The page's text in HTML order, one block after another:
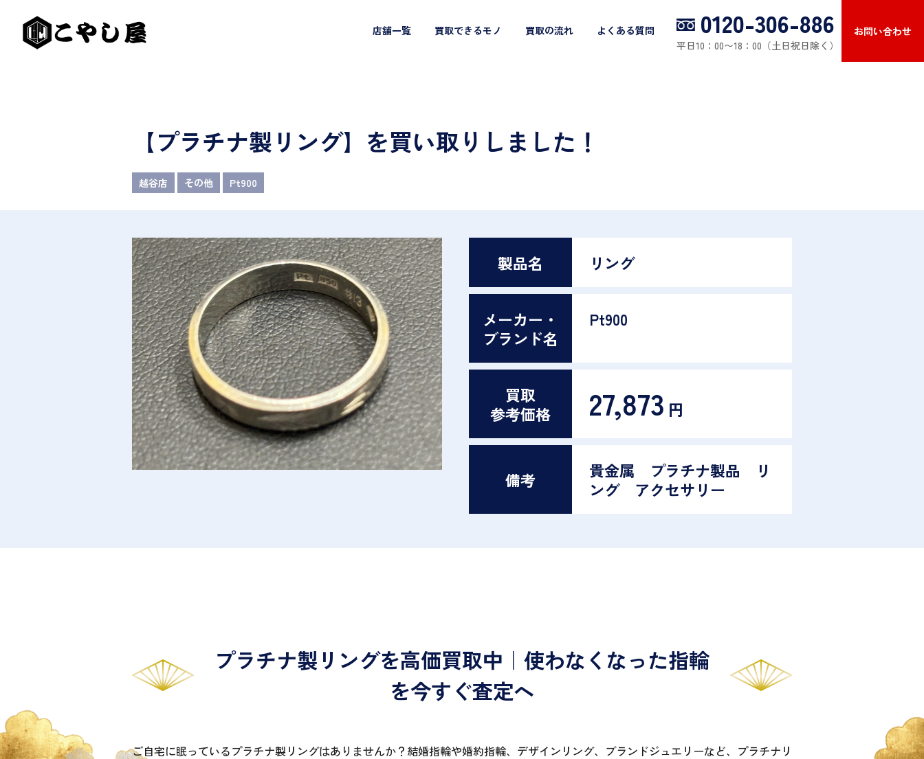
店舗一覧 買取できるモノ 買取の流れ よくある質問 0120-306-886
平日10：00〜18：00（土日祝日除く）
お問い合わせ
【プラチナ製リング】を買い取りしました！
越谷店 その他 Pt900
製品名 リング
メーカー・
ブランド名
Pt900
買取
参考価格
27,873 円
備考
貴金属 プラチナ製品 リ
ング アクセサリー
プラチナ製リングを高価買取中｜使わなくなった指輪
を今すぐ査定へ
ご自宅に眠っているプラチナ製リングはありませんか？結婚指輪や婚約指輪、デザインリング、ブランドジュエリーなど、プラチナリ